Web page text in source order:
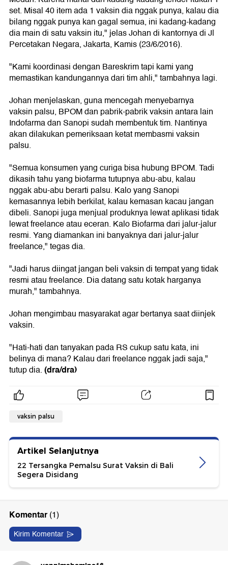
set. Misal 40 item ada 1 vaksin dia nggak punya, kalau dia
bilang nggak punya kan gagal semua, ini kadang-kadang
dia main di satu vaksin itu," jelas Johan di kantornya di Jl
Percetakan Negara, Jakarta, Kamis (23/6/2016).
"Kami koordinasi dengan Bareskrim tapi kami yang
memastikan kandungannya dari tim ahli," tambahnya lagi.
Johan menjelaskan, guna mencegah menyebarnya
vaksin palsu, BPOM dan pabrik-pabrik vaksin antara lain
Indofarma dan Sanopi sudah membentuk tim. Nantinya
akan dilakukan pemeriksaan ketat membasmi vaksin
palsu.
"Semua konsumen yang curiga bisa hubung BPOM. Tadi
dikasih tahu yang biofarma tutupnya abu-abu, kalau
nggak abu-abu berarti palsu. Kalo yang Sanopi
kemasannya lebih berkilat, kalau kemasan kacau jangan
dibeli. Sanopi juga menjual produknya lewat aplikasi tidak
lewat freelance atau eceran. Kalo Biofarma dari jalur-jalur
resmi. Yang diamankan ini banyaknya dari jalur-jalur
freelance," tegas dia.
"Jadi harus diingat jangan beli vaksin di tempat yang tidak
resmi atau freelance. Dia datang satu kotak harganya
murah," tambahnya.
Johan mengimbau masyarakat agar bertanya saat diinjek
vaksin.
"Hati-hati dan tanyakan pada RS cukup satu kata, ini
belinya di mana? Kalau dari freelance nggak jadi saja,"
tutup dia.(dra/dra)
vaksin palsu
Artikel Selanjutnya
22 Tersangka Pemalsu Surat Vaksin di Bali
Segera Disidang